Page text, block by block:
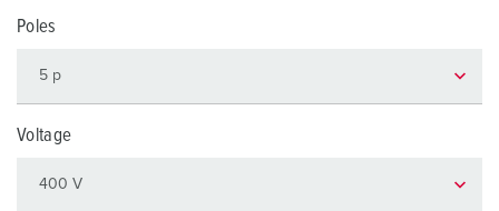
Poles
Voltage